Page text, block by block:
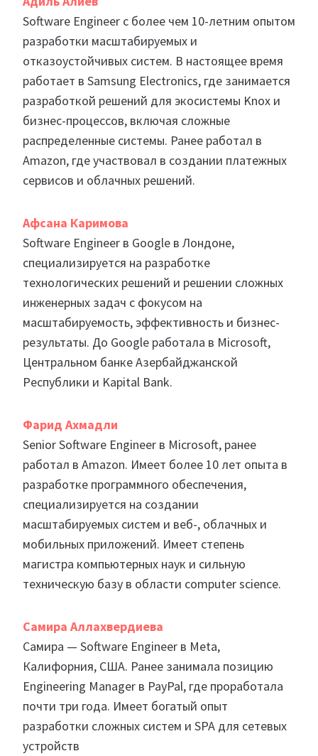
Software Engineer с более чем 10-летним опытом
разработки масштабируемых и
отказоустойчивых систем. В настоящее время
работает в Samsung Electronics, где занимается
разработкой решений для экосистемы Knox и
бизнес-процессов, включая сложные
распределенные системы. Ранее работал в
Amazon, где участвовал в создании платежных
сервисов и облачных решений.
Афсана Каримова
Software Engineer в Google в Лондоне,
специализируется на разработке
технологических решений и решении сложных
инженерных задач с фокусом на
масштабируемость, эффективность и бизнес-
результаты. До Google работала в Microsoft,
Центральном банке Азербайджанской
Республики и Kapital Bank.
Фарид Ахмадли
Senior Software Engineer в Microsoft, ранее
работал в Amazon. Имеет более 10 лет опыта в
разработке программного обеспечения,
специализируется на создании
масштабируемых систем и веб-, облачных и
мобильных приложений. Имеет степень
магистра компьютерных наук и сильную
техническую базу в области computer science.
Самира Аллахвердиева
Самира — Software Engineer в Meta,
Калифорния, США. Ранее занимала позицию
Engineering Manager в PayPal, где проработала
почти три года. Имеет богатый опыт
разработки сложных систем и SPA для сетевых
устройств